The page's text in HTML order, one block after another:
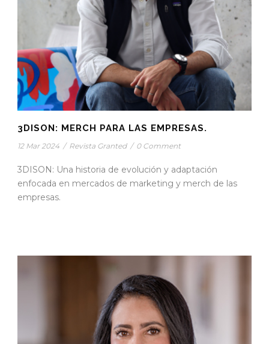
3DISON: MERCH PARA LAS EMPRESAS.
12 Mar 2024 / Revista Granted / 0 Comment
3DISON: Una historia de evolución y adaptación
enfocada en mercados de marketing y merch de las
empresas.